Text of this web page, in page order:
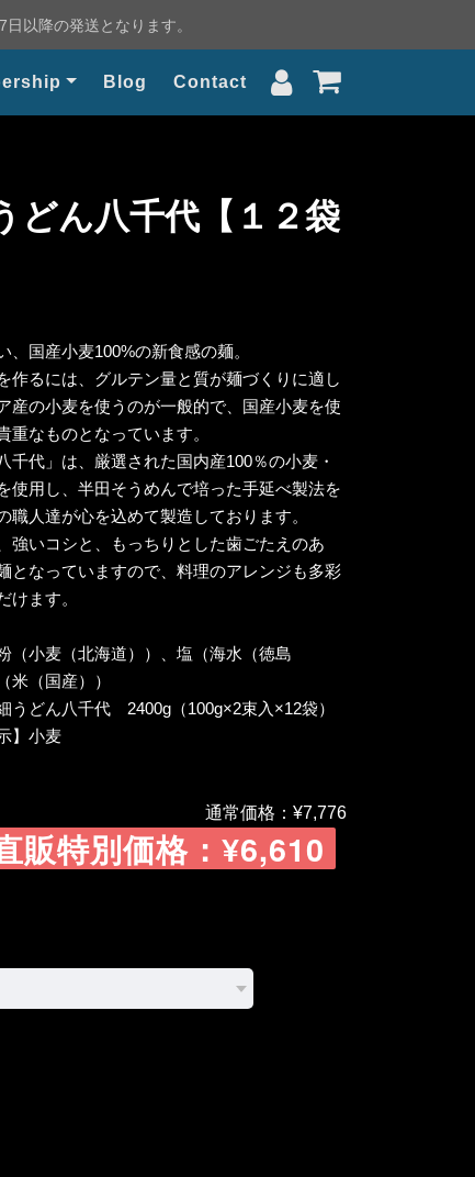
以降の発送となります。
Blog Contact
どん八千代【１２袋
、国産小麦100%の新食感の麺。
作るには、グルテン量と質が麺づくりに適し
産の小麦を使うのが一般的で、国産小麦を使
重なものとなっています。
千代」は、厳選された国内産100％の小麦・
使用し、半田そうめんで培った手延べ製法を
職人達が心を込めて製造しております。
強いコシと、もっちりとした歯ごたえのあ
となっていますので、料理のアレンジも多彩
けます。
（小麦（北海道））、塩（海水（徳島
米（国産））
うどん八千代 2400g（100g×2束入×12袋）
】小麦
通常価格：¥7,776
販特別価格：¥6,610